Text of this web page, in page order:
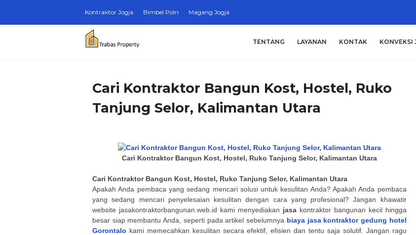
Kontraktor Jogja Bimbel Polri Magang Jogja
TENTANG LAYANAN KONTAK KONVEKSI
Cari Kontraktor Bangun Kost, Hostel, Ruko
Tanjung Selor, Kalimantan Utara
Cari Kontraktor Bangun Kost, Hostel, Ruko Tanjung Selor, Kalimantan Utara
Cari Kontraktor Bangun Kost, Hostel, Ruko Tanjung Selor, Kalimantan Utara
Apakah Anda pembaca yang sedang mencari solusi untuk kesulitan Anda? Apakah Anda pembaca
yang sedang mencari penyelesaian kesulitan dengan cara yang profesional? Jangan khawatir
website jasakontraktorbangunan.web.id kami menyediakan jasakontraktor bangunan kecil hingga
besar siap membantu Anda, seperti pada artikel sebelumnya biaya jasa kontraktor gedung hotel
Gorontalo kami memecahkan kesulitan secara efektif, efisien dan tentu saja solutif. Jangan ragu